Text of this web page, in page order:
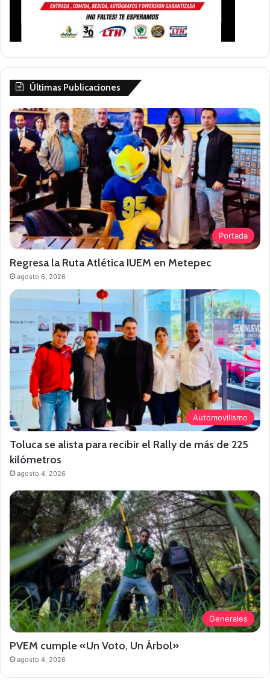
Últimas Publicaciones
Portada
Regresa la Ruta Atlética IUEM en Metepec
agosto 6, 2026
Automovilismo
Toluca se alista para recibir el Rally de más de 225
kilómetros
agosto 4, 2026
Generales
PVEM cumple «Un Voto, Un Árbol»
agosto 4, 2026